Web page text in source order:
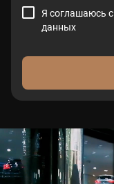
Я соглашаюсь с
данных